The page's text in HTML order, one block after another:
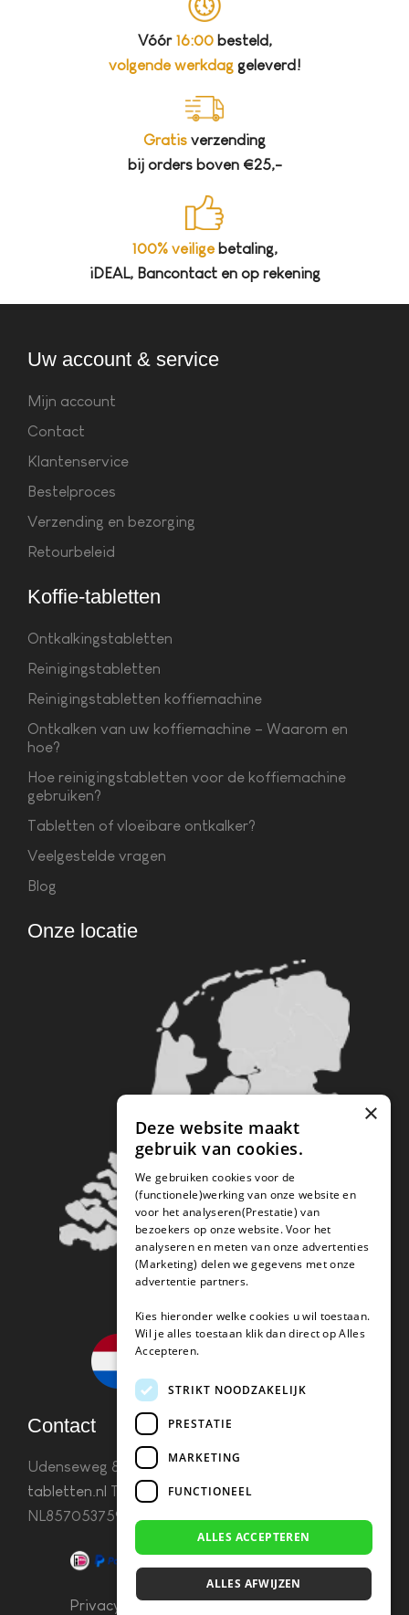
Vóór 16:00besteld,
volgende werkdaggeleverd!
Gratis verzending
bij orders boven €25,-
100% veiligebetaling,
iDEAL, Bancontact en op rekening
Uw account & service
Mijn account
Contact
Klantenservice
Bestelproces
Verzending en bezorging
Retourbeleid
Koffie-tabletten
Ontkalkingstabletten
Reinigingstabletten
Reinigingstabletten koffiemachine
Ontkalken van uw koffiemachine – Waarom en
hoe?
Hoe reinigingstabletten voor de koffiemachine
gebruiken?
Tabletten of vloeibare ontkalker?
Veelgestelde vragen
Blog
Onze locatie
Contact
Udenseweg 8B 5405 PA Udeninfo(@)koffie-
tabletten.nl Tel. 085 782 5578KvK 67529623 Btw:
NL857053759B01
Privacy & Cookies–Algemene Voorwaarden
×
Deze website maakt
gebruik van cookies.
We gebruiken cookies voor de
(functionele)werking van onze website en
voor het analyseren(Prestatie) van
bezoekers op onze website. Voor het
analyseren en meten van onze advertenties
(Marketing) delen we gegevens met onze
advertentie partners.
Kies hieronder welke cookies u wil toestaan.
Wil je alles toestaan klik dan direct op Alles
Accepteren.
STRIKT NOODZAKELIJK
PRESTATIE
MARKETING
FUNCTIONEEL
ALLES ACCEPTEREN
ALLES AFWIJZEN